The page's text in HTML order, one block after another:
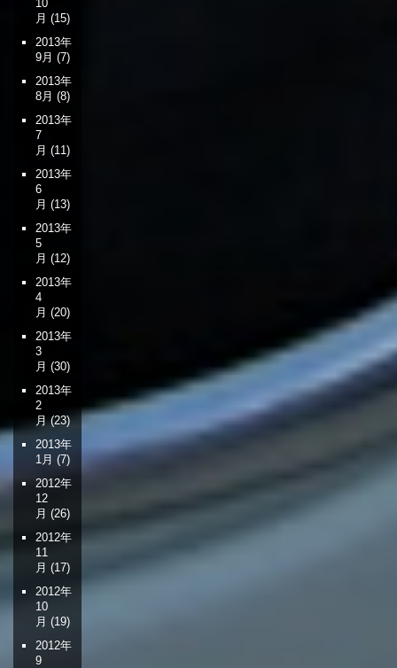
10
月 (15)
2013年
9月 (7)
2013年
8月 (8)
2013年
7
月 (11)
2013年
6
月 (13)
2013年
5
月 (12)
2013年
4
月 (20)
2013年
3
月 (30)
2013年
2
月(23)
2013年
1月 (7)
2012年
12
月 (26)
2012年
11
月 (17)
2012年
10
月 (19)
2012年
9